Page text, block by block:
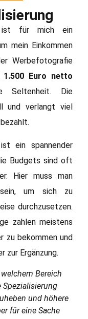
ist für mich ein
mein Einkommen
Werbefotografie
1.500 Euro netto
Die
und verlangt viel
ein spannender
Budgets sind oft
Hier muss man
um sich zu
durchzusetzen.
zahlen meistens
zu bekommen und
zur Ergänzung.
Bereich
Spezialisierung
und höhere
für eine Sache